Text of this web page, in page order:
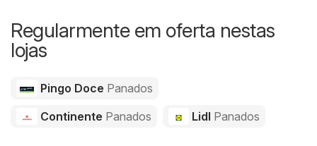
Regularmente em oferta nestas
lojas
Pingo Doce Panados
Continente Panados Lidl Panados